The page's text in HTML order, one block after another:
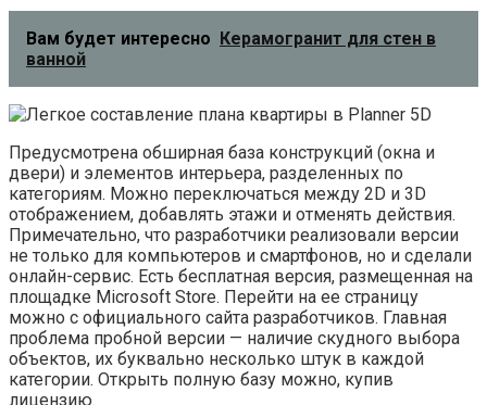
Вам будет интересно Керамогранит для стен в
ванной
Предусмотрена обширная база конструкций (окна и
двери) и элементов интерьера, разделенных по
категориям. Можно переключаться между 2D и 3D
отображением, добавлять этажи и отменять действия.
Примечательно, что разработчики реализовали версии
не только для компьютеров и смартфонов, но и сделали
онлайн-сервис. Есть бесплатная версия, размещенная на
площадке Microsoft Store. Перейти на ее страницу
можно с официального сайта разработчиков. Главная
проблема пробной версии — наличие скудного выбора
объектов, их буквально несколько штук в каждой
категории. Открыть полную базу можно, купив
лицензию.